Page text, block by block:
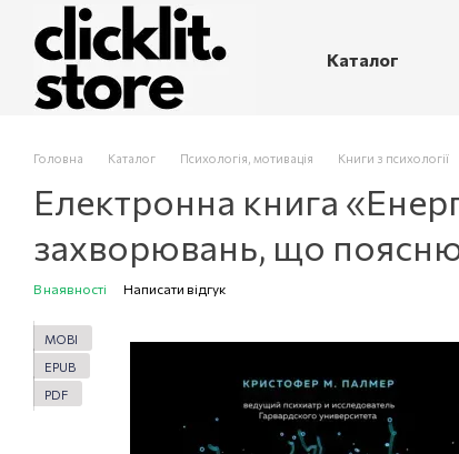
Перейти до основного контенту
Каталог
Головна Каталог Психологія, мотивація Книги з психології
Електронна книга
захворювань, що
В наявності Написати відгук
MOBI
EPUB
PDF